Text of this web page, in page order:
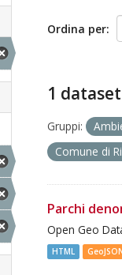
Ordina per
1
Gruppi:
Comune di
Parchi
Open Geo
HTML